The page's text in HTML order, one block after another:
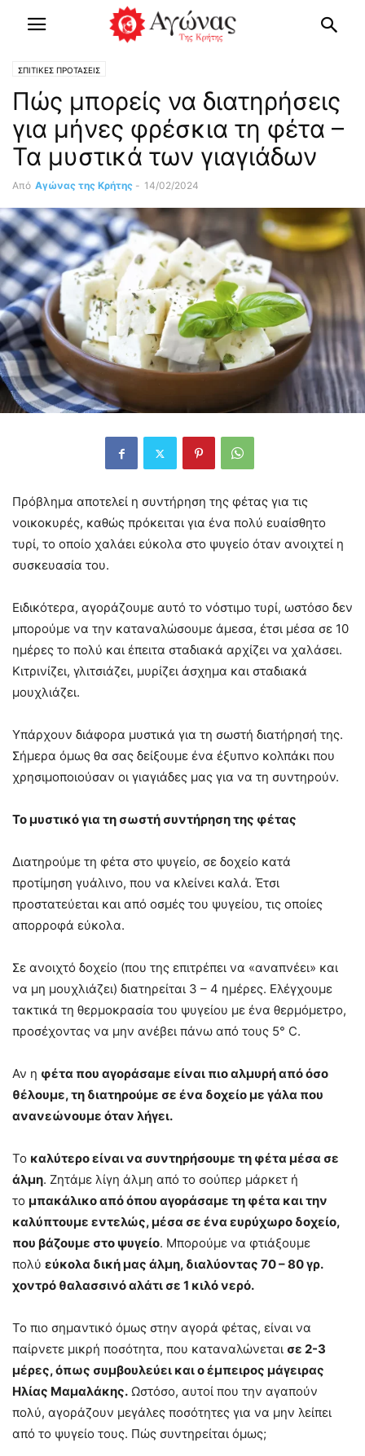
ΣΠΙΤΙΚΕΣ ΠΡΟΤΑΣΕΙΣ
Πώς μπορείς να διατηρήσεις
για μήνες φρέσκια τη φέτα –
Τα μυστικά των γιαγιάδων
Από Αγώνας της Κρήτης - 14/02/2024
Πρόβλημα αποτελεί η συντήρηση της φέτας για τις
νοικοκυρές, καθώς πρόκειται για ένα πολύ ευαίσθητο
τυρί, το οποίο χαλάει εύκολα στο ψυγείο όταν ανοιχτεί η
συσκευασία του.
Ειδικότερα, αγοράζουμε αυτό το νόστιμο τυρί, ωστόσο δεν
μπορούμε να την καταναλώσουμε άμεσα, έτσι μέσα σε 10
ημέρες το πολύ και έπειτα σταδιακά αρχίζει να χαλάσει.
Κιτρινίζει, γλιτσιάζει, μυρίζει άσχημα και σταδιακά
μουχλιάζει.
Υπάρχουν διάφορα μυστικά για τη σωστή διατήρησή της.
Σήμερα όμως θα σας δείξουμε ένα έξυπνο κολπάκι που
χρησιμοποιούσαν οι γιαγιάδες μας για να τη συντηρούν.
Το μυστικό για τη σωστή συντήρηση της φέτας
Διατηρούμε τη φέτα στο ψυγείο, σε δοχείο κατά
προτίμηση γυάλινο, που να κλείνει καλά. Έτσι
προστατεύεται και από οσμές του ψυγείου, τις οποίες
απορροφά εύκολα.
Σε ανοιχτό δοχείο (που της επιτρέπει να «αναπνέει» και
να μη μουχλιάζει) διατηρείται 3 – 4 ημέρες. Ελέγχουμε
τακτικά τη θερμοκρασία του ψυγείου με ένα θερμόμετρο,
προσέχοντας να μην ανέβει πάνω από τους 5° C.
Αν η φέτα που αγοράσαμε είναι πιο αλμυρή από όσο
θέλουμε, τη διατηρούμε σε ένα δοχείο με γάλα που
ανανεώνουμε όταν λήγει.
Το καλύτερο είναι να συντηρήσουμε τη φέτα μέσα σε
άλμη. Ζητάμε λίγη άλμη από το σούπερ μάρκετ ή
το μπακάλικο από όπου αγοράσαμε τη φέτα και την
καλύπτουμε εντελώς, μέσα σε ένα ευρύχωρο δοχείο,
που βάζουμε στο ψυγείο. Μπορούμε να φτιάξουμε
πολύ εύκολα δική μας άλμη, διαλύοντας 70 – 80 γρ.
χοντρό θαλασσινό αλάτι σε 1 κιλό νερό.
Το πιο σημαντικό όμως στην αγορά φέτας, είναι να
παίρνετε μικρή ποσότητα, που καταναλώνεται σε 2-3
μέρες, όπως συμβουλεύει και ο έμπειρος μάγειρας
Ηλίας Μαμαλάκης. Ωστόσο, αυτοί που την αγαπούν
πολύ, αγοράζουν μεγάλες ποσότητες για να μην λείπει
από το ψυγείο τους. Πώς συντηρείται όμως;